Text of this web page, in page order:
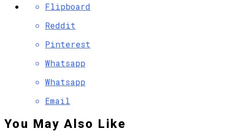
Flipboard
Reddit
Pinterest
Whatsapp
Whatsapp
Email
You May Also Like